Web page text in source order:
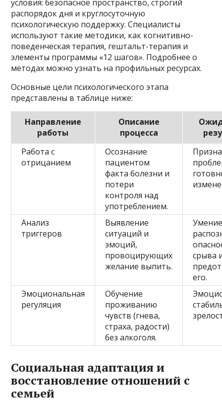
условия: безопасное пространство, строгий
распорядок дня и круглосуточную
психологическую поддержку. Специалисты
используют такие методики, как когнитивно-
поведенческая терапия, гештальт-терапия и
элементы программы «12 шагов». Подробнее о
методах можно узнать на профильных ресурсах.
Основные цели психологического этапа
представлены в таблице ниже:
Направление
работы
Описание
процесса
Работа с
отрицанием
Осознание
пациентом
факта болезни и
потери
контроля над
употреблением.
Анализ
триггеров
Выявление
ситуаций и
эмоций,
провоцирующих
желание выпить.
срыва
его.
Эмоциональная
регуляция
Обучение
проживанию
чувств (гнева,
страха, радости)
без алкоголя.
Социальная адаптация и
восстановление отношений с
семьей